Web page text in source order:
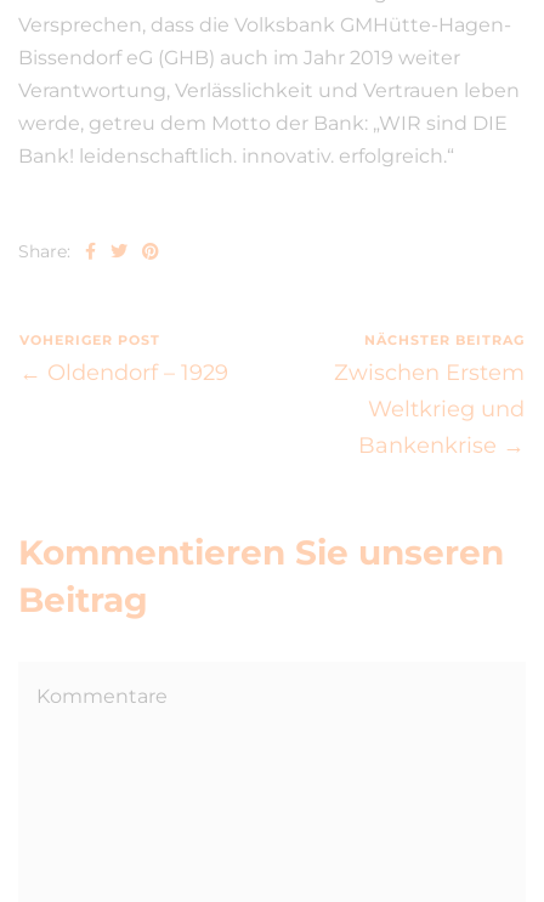
Versprechen, dass die Volksbank GMHütte-Hagen-
Bissendorf eG (GHB) auch im Jahr 2019 weiter
Verantwortung, Verlässlichkeit und Vertrauen leben
werde, getreu dem Motto der Bank: „WIR sind DIE
Bank! leidenschaftlich. innovativ. erfolgreich.“
Share:
VOHERIGER POST
← Oldendorf – 1929
NÄCHSTER BEITRAG
Zwischen Erstem
Weltkrieg und
Bankenkrise →
Kommentieren Sie unseren
Beitrag